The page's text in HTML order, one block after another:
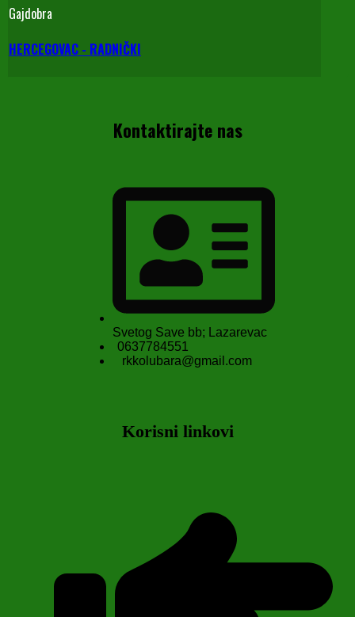
Gajdobra
HERCEGOVAC - RADNIČKI
Kontaktirajte nas
Svetog Save bb; Lazarevac
0637784551
rkkolubara@gmail.com
Korisni linkovi